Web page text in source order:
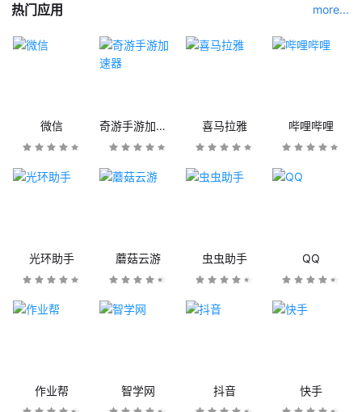
热门应用 more...
微信 奇游手游加速器 喜马拉雅 哔哩哔哩
光环助手 蘑菇云游 虫虫助手 QQ
作业帮 智学网 抖音 快手